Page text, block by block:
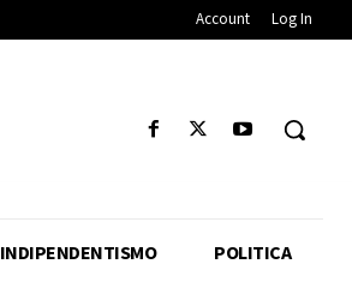
Account Log In
INDIPENDENTISMO POLITICA